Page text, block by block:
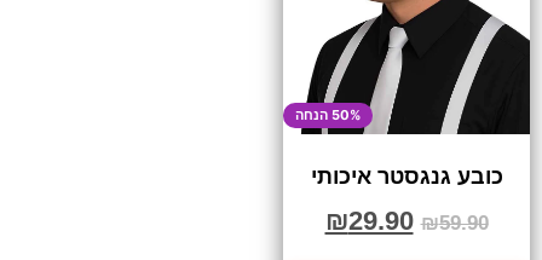
50% הנחה
כובע גנגסטר איכותי
₪59.90
₪29.90